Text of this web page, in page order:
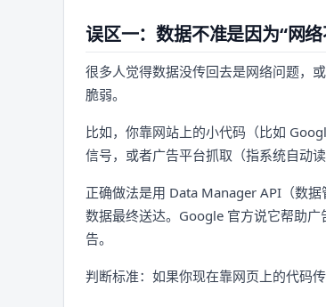
误区一：数据不准是因为“网
很多人觉得数据没传回去是网络问题，
脆弱。
比如，你靠网站上的小代码（比如
信号，或者广告平台抓取（指系统自动
正确做法是用 Data Manager API（数
数据最终送达。Google 官方说它帮助
告。
判断标准：如果你现在靠网页上的代码